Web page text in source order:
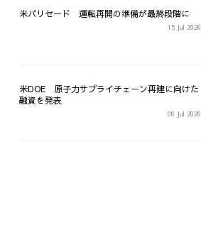
米パリセード 運転再開の準備が最終段階に
15 Jul 2026
米DOE 原子力サプライチェーン再建に向けた
融資を発表
06 Jul 2026